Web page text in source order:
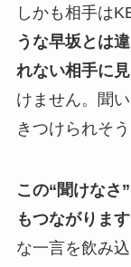
しかも相手は
うな早坂とは
れない相手に見
けません。聞
きつけられそ
この“聞けなさ
もつながります
な一言を飲み